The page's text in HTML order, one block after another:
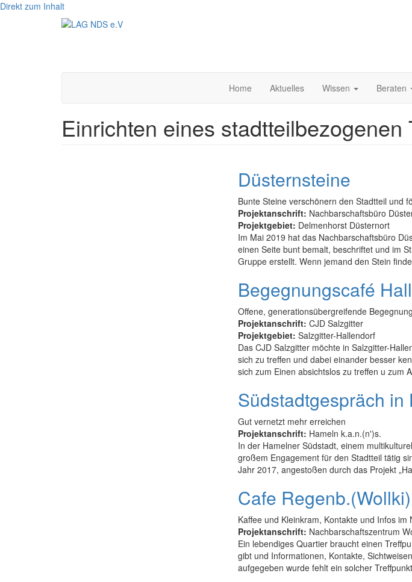
Direkt zum Inhalt
Home Aktuelles Wissen Beraten
Einrichten eines stadtteilbezogenen
Düsternsteine
Bunte Steine verschönern den Stadtteil und
Projektanschrift: Nachbarschaftsbüro
Projektgebiet: Delmenhorst Düsternort
Im Mai 2019 hat das Nachbarschaftsbüro
einen Seite bunt bemalt, beschriftet und im
Gruppe erstellt. Wenn jemand den Stein
Begegnungscafé
Offene, generationsübergreifende
Projektanschrift: CJD Salzgitter
Projektgebiet: Salzgitter-Hallendorf
Das CJD Salzgitter möchte in Salzgitter-
sich zu treffen und dabei einander besser
sich zum Einen absichtslos zu treffen u zum
Südstadtgespräch in
Gut vernetzt mehr erreichen
Projektanschrift: Hameln k.a.n.(n')s.
In der Hamelner Südstadt, einem
großem Engagement für den Stadtteil tätig
Jahr 2017, angestoßen durch das Projekt
Cafe
Kaffee und Kleinkram, Kontakte und Infos im
Projektanschrift: Nachbarschaftszentrum
Ein lebendiges Quartier braucht einen
gibt und Informationen, Kontakte,
aufgegeben wurde fehlt ein solcher